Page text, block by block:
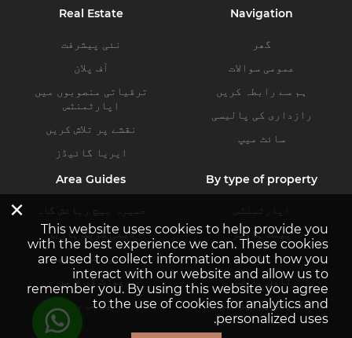
Navigation
گھر
عمومی سوالات
ہم سے رابطہ کریں
رازداری کی پالیسی
سائٹ میپ
Real Estate
نئی پیشرفت
آف پلان
ترقیاتی منصوبوں میں
اپارٹمنٹس
نقشے پر تلاش کریں
ایریا گائیڈز
By type of property
اپارٹمنٹس
پینٹ ہاوسز
ولاز
ٹاون ہاوسز
کمرشل پراپرٹیز
Area Guides
جمیرہ بیچ رہائش گاہ
دبئی کریک ہاربر
دبئی ہلز اسٹیٹ
پورٹ ڈی لا مر
بزنس بے
×
This website uses cookies to help provide you
with the best experience we can. These cookies
are used to collect information about how you
interact with our website and allow us to
remember you. By using this website you agree
to the use of cookies for analytics and
personalized uses.